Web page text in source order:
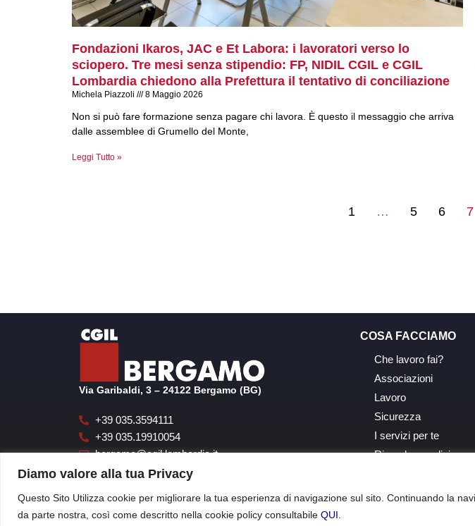
Diamo valore alla tua Privacy
Questo Sito Utilizza cookie per migliorare la tua esperienza di navigazione sul sito. Continuando la
da parte nostra, così come descritto nella cookie policy consultabile QUI
Fondazioni Ikaros, JAC e Et Labora: i lavoratori verso lo
sciopero. Tre mesi senza stipendio: FP, NIDIL CGIL e CGIL
Lombardia chiedono alla Prefettura il tentativo di conciliazione
Michela Piazzoli 8 Maggio 2026
Non si può fare formazione senza pagare chi lavora. È questo il messaggio che arriva
dalle assemblee di Grumello del Monte,
Leggi Tutto »
1 … 5 6 7
Via Garibaldi, 3 – 24122 Bergamo (BG)
+39 035.3594111
+39 035.19910054
bergamo@cgil.lombardia.it
cgilbgsegreteria@pecgil.it
COSA FACCIAMO
Che lavoro fai?
Associazioni
Lavoro
Sicurezza
I servizi per te
Ricerche, analisi,
CGIL di Bergamo – Copyright © 2021 | C.F: